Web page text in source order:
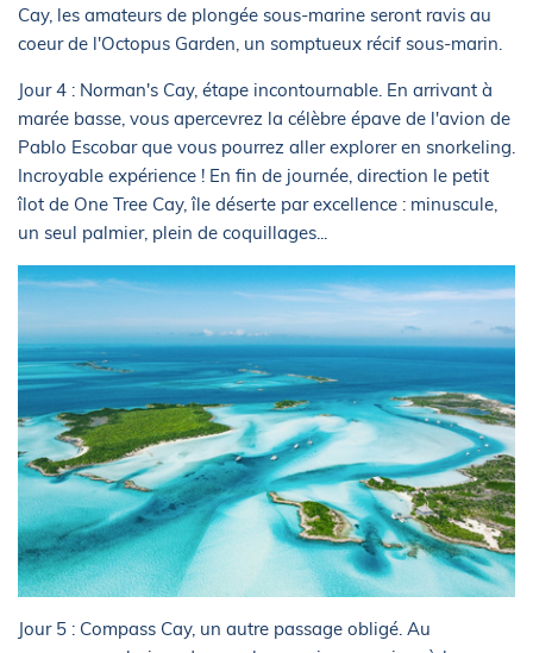
Cay, les amateurs de plongée sous-marine seront ravis au
coeur de l'Octopus Garden, un somptueux récif sous-marin.
Jour 4 : Norman's Cay, étape incontournable. En arrivant à
marée basse, vous apercevrez la célèbre épave de l'avion de
Pablo Escobar que vous pourrez aller explorer en snorkeling.
Incroyable expérience ! En fin de journée, direction le petit
îlot de One Tree Cay, île déserte par excellence : minuscule,
un seul palmier, plein de coquillages...
Jour 5 : Compass Cay, un autre passage obligé. Au